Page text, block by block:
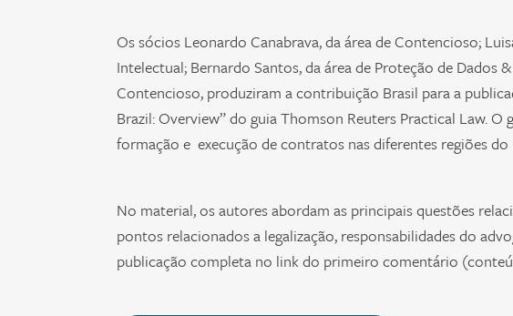
Os sócios Leonardo Canabrava, da área de Contencioso;
Intelectual; Bernardo Santos, da área de Proteção de Dados
Contencioso, produziram a contribuição Brasil para a
Brazil: Overview” do guia Thomson Reuters Practical Law.
formação e execução de contratos nas diferentes regiões
No material, os autores abordam as principais questões
pontos relacionados a legalização, responsabilidades do
publicação completa no link do primeiro comentário